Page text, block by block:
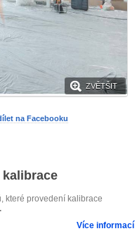
ZVĚTŠIT
na Facebooku
kalibrace
které provedení kalibrace
Více informací